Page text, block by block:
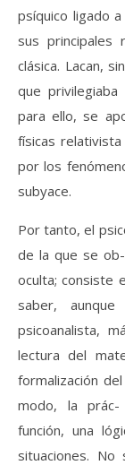
psíquico ligado
sus principales
clásica. Lacan,
que
para ello, se
físicas
por los
subyace.
Por tanto, el
de la que se
oculta; consiste
saber,
psicoanalista,
lectura del
formalización
modo, la prác-
función, una
situaciones.